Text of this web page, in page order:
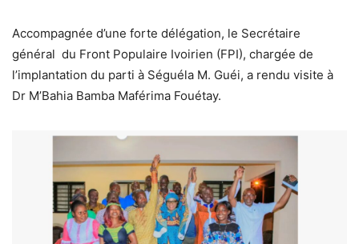
Accompagnée d’une forte délégation, le Secrétaire
général du Front Populaire Ivoirien (FPI), chargée de
l’implantation du parti à Séguéla M. Guéi, a rendu visite à
Dr M’Bahia Bamba Maférima Fouétay.